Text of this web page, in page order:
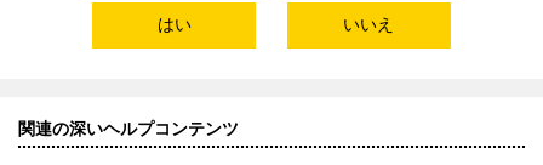
はい いいえ
関連の深いヘルプコンテンツ